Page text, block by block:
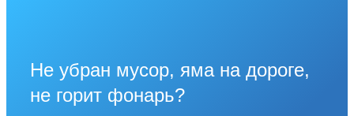
Не убран мусор, яма на дороге,
не горит фонарь?